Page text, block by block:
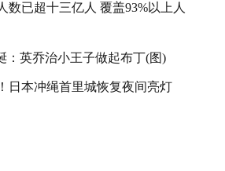
数已超十三亿人 覆盖93%以上人
：英乔治小王子做起布丁(图)
日本冲绳首里城恢复夜间亮灯